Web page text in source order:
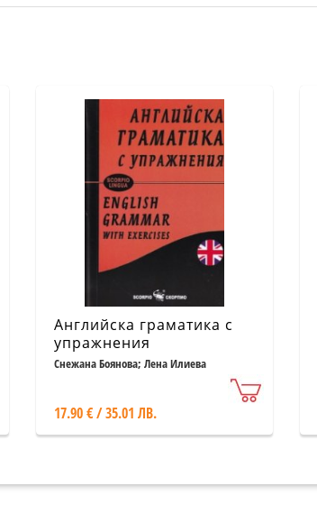
Английска граматика с
упражнения
Снежана Боянова; Лена Илиева
17.90 € / 35.01 ЛВ.